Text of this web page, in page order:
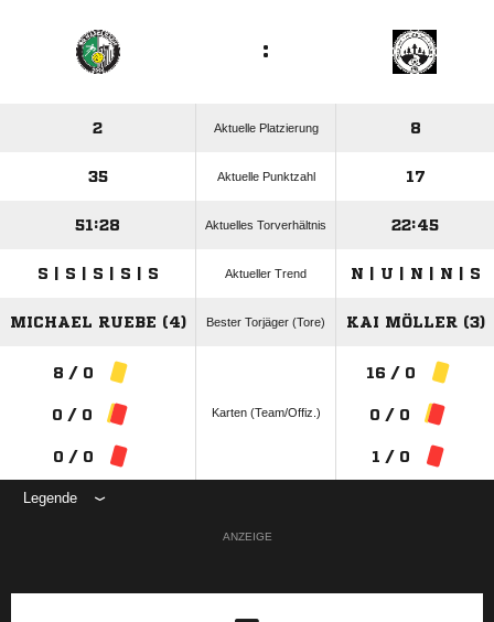
:
2 Aktuelle Platzierung 8
35 Aktuelle Punktzahl 17
51:28 Aktuelles Torverhältnis 22:45
S | S | S | S | S Aktueller Trend N | U | N | N | S
MICHAEL RUEBE (4) Bester Torjäger (Tore) KAI MÖLLER (3)
8 / 0
0 / 0
0 / 0
Karten (Team/Offiz.)
16 / 0
0 / 0
1 / 0
Legende
ANZEIGE